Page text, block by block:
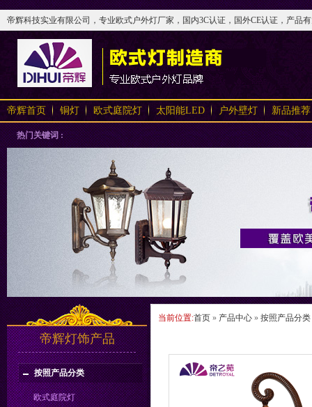
帝辉科技实业有限公司，专业欧式户外灯厂家，国内3C认证，国外CE认证，产
帝辉首页 铜灯 欧式庭院灯 太阳能LED 户外壁灯 新品推荐
热门关键词 :
帝辉灯饰产品
按照产品分类
欧式庭院灯
当前位置:首页 » 产品中心 » 按照产品分类